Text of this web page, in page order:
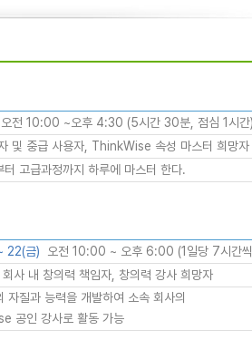
오전 10:00 ~오후 4:30 (5시간 30분, 점심 1시간)
및 중급 사용자, ThinkWise 속성 마스터 희망자
고급과정까지 하루에 마스터 한다.
22(금) 오전 10:00 ~ 오후 6:00 (1일당 7시간
사 내 창의력 책임자, 창의력 강사 희망자
질과 능력을 개발하여 소속 회사의
공인 강사로 활동 가능